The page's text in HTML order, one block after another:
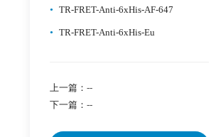
• TR-FRET-Anti-6xHis-AF-647
• TR-FRET-Anti-6xHis-Eu
上一篇： --
下一篇： --